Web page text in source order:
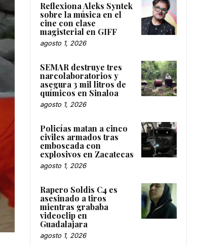
Reflexiona Aleks Syntek
sobre la música en el
cine con clase
magisterial en GIFF
agosto 1, 2026
SEMAR destruye tres
narcolaboratorios y
asegura 3 mil litros de
químicos en Sinaloa
agosto 1, 2026
Policías matan a cinco
civiles armados tras
emboscada con
explosivos en Zacatecas
agosto 1, 2026
Rapero Soldis C4 es
asesinado a tiros
mientras grababa
videoclip en
Guadalajara
agosto 1, 2026